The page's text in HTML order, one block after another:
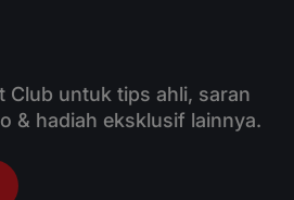
Club untuk tips ahli, saran
& hadiah eksklusif lainnya.